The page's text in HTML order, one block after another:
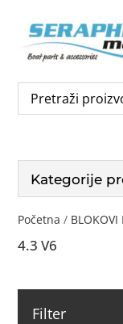
Kategorije
Početna / BLOKOVI
4.3 V6
Filter